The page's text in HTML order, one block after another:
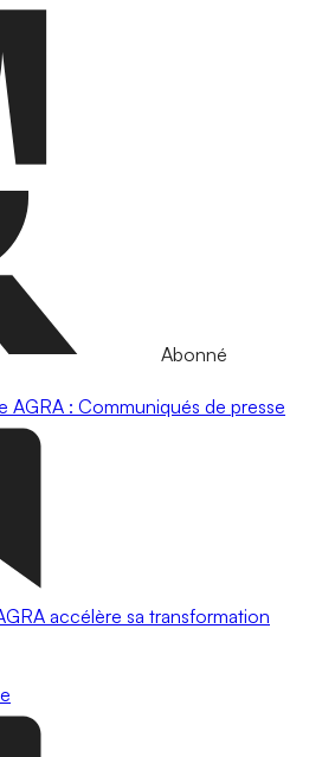
Abonné
AGRA : Communiqués de presse
accélère sa transformation